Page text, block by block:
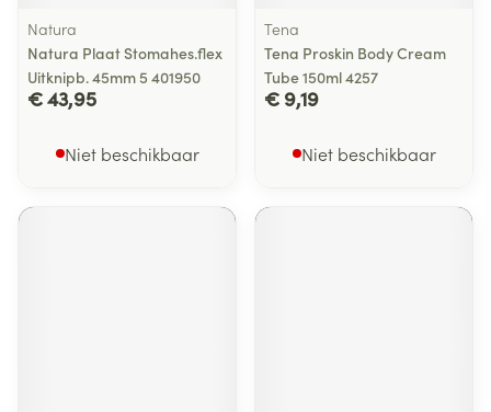
Natura
Natura Plaat Stomahes.flex
Uitknipb. 45mm 5 401950
€ 43,95
Niet beschikbaar
Tena
Tena Proskin Body Cream
Tube 150ml 4257
€ 9,19
Niet beschikbaar